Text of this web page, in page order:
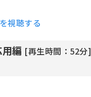
視聴する
編 [再生時間：52分]